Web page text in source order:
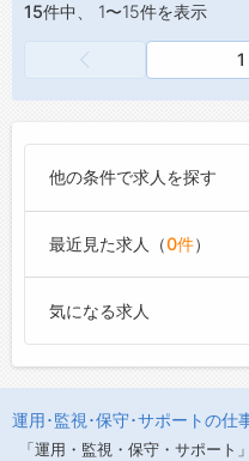
15件中、 1〜15件を表示
他の条件で求人を探す
最近見た求人（0件）
気になる求人
運用･監視･保守･サポートの仕
「運用・監視・保守・サポー